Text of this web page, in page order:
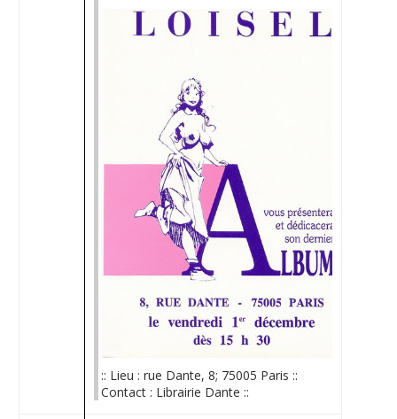
:: Lieu : rue Dante, 8; 75005 Paris ::
Contact : Librairie Dante ::